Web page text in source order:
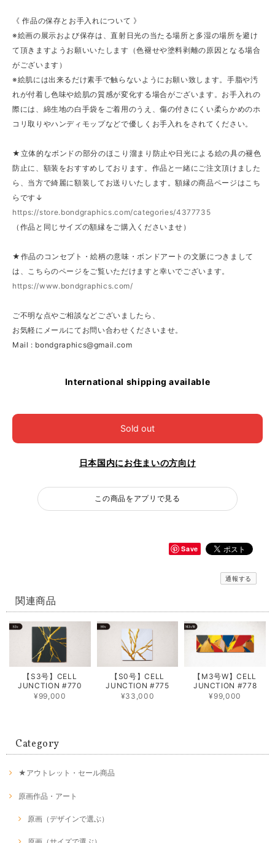
《 作品の保存とお手入れについて 》
※絵画の展示および保存は、直射日光の当たる場所と多湿の場所を避け
て頂きますようお願いいたします（色褪せや塗料剥離の原因となる場合
がございます）
※絵肌には出来るだけ素手で触らないようにお願い致します。手脂や汚
れが付着し色味や絵肌の質感が変化する場合がございます。お手入れの
際には、綿生地の白手袋をご着用のうえ、傷の付きにくい柔らかめのホ
コリ取りやハンディモップなどで優しくお手入れをされてください。
★立体的なボンドの部分のほこり溜まり防止や日光による絵の具の褪色
防止に、額装をおすすめしております。作品と一緒にご注文頂けました
ら、当方で綺麗に額装してお送りいたします。額縁の商品ページはこち
らです↓
https://store.bondgraphics.com/categories/4377735
（作品と同じサイズの額縁をご購入くださいませ）
★作品のコンセプト・絵柄の意味・ボンドアートの文脈につきまして
は、こちらのページをご覧いただけますと幸いでございます。
https://www.bondgraphics.com/
ご不明な点やご相談などございましたら、
お気軽にメールにてお問い合わせくださいませ。
Mail : bondgraphics@gmail.com
International shipping available
Sold out
日本国内にお住まいの方向け
この商品をアプリで見る
Save
通報する
関連商品
【S3号】CELL
JUNCTION #770
¥99,000
【S0号】CELL
JUNCTION #775
¥33,000
【M3号W】CELL
JUNCTION #778
¥99,000
Category
★アウトレット・セール商品
原画作品・アート
原画（デザインで選ぶ）